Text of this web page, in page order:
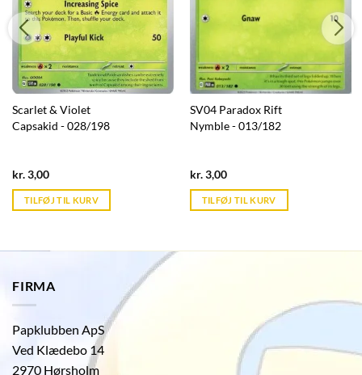
Scarlet & Violet
Capsakid - 028/198
kr.3,00Current
is:
kr. 39,95.
TILFØJ TIL KURV
SV04 Paradox Rift
Nymble - 013/182
kr.3,00Current
is:
kr. 39,95.
TILFØJ TIL KURV
FIRMA
Papklubben ApS
Ved Klædebo 14
2970 Hørsholm